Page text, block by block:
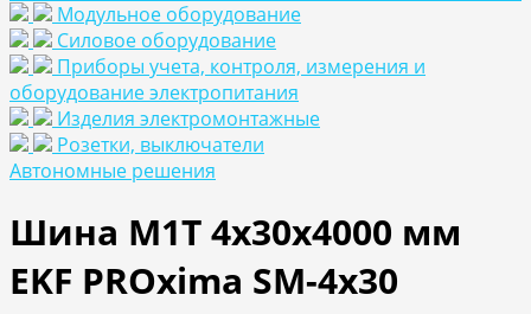
Модульное оборудование
Силовое оборудование
Приборы учета, контроля, измерения и
оборудование электропитания
Изделия электромонтажные
Розетки, выключатели
Автономные решения
Шина М1T 4х30х4000 мм
EKF PROxima SM-4x30